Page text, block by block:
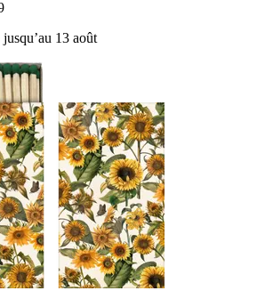
13 août